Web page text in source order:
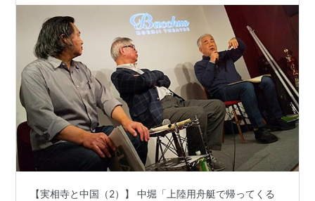
【実相寺と中国（2）】 中堀「上陸用舟艇で帰ってくる